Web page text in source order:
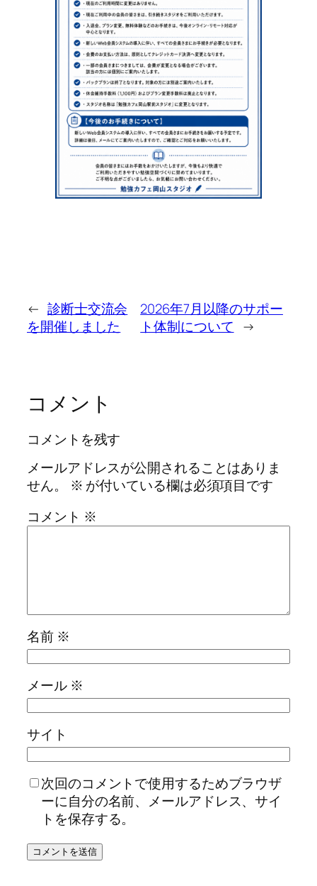
← 診断士交流会
を開催しました
2026年7月以降のサポー
ト体制について →
コメント
コメントを残す
メールアドレスが公開されることはありま
せん。
※ が付いている欄は必須項目です
コメント ※
名前 ※
メール ※
サイト
次回のコメントで使用するためブラウザ
ーに自分の名前、メールアドレス、サイ
トを保存する。